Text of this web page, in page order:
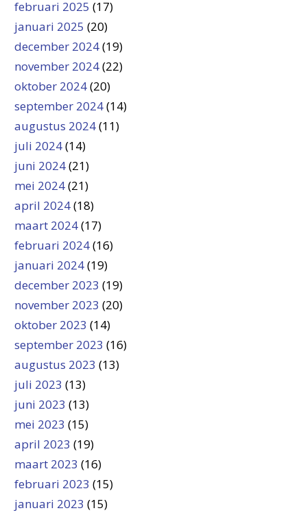
februari 2025 (17)
januari 2025 (20)
december 2024(19)
november 2024(22)
oktober 2024(20)
september 2024(14)
augustus 2024(11)
juli 2024(14)
juni 2024(21)
mei 2024(21)
april 2024(18)
maart 2024(17)
februari 2024(16)
januari 2024(19)
december 2023 (19)
november 2023 (20)
oktober 2023 (14)
september 2023 (16)
augustus 2023 (13)
juli 2023 (13)
juni 2023 (13)
mei 2023 (15)
april 2023 (19)
maart 2023 (16)
februari 2023 (15)
januari 2023 (15)